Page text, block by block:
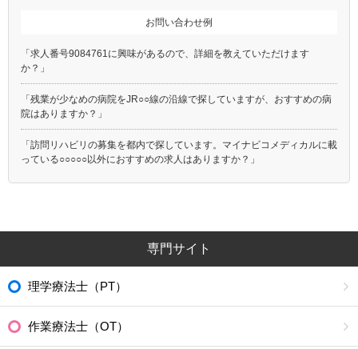
お問い合わせ例
「求人番号9084761に興味があるので、詳細を教えていただけます
か？」
「残業が少なめの病院をJR○○線の沿線で探していますが、おすすめの病
院はありますか？」
「訪問リハビリの募集を都内で探しています。マイナビコメディカルに載
っている○○○○○以外におすすめの求人はありますか？」
専門サイト
理学療法士（PT）
作業療法士（OT）